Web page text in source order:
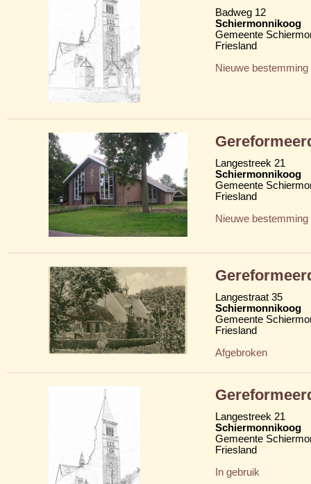
Badweg 12
Schiermonnikoog
Gemeente
Friesland
Nieuwe bestemming
Langestreek 21
Schiermonnikoog
Gemeente
Friesland
Nieuwe bestemming
Langestraat 35
Schiermonnikoog
Gemeente
Friesland
Afgebroken
Langestreek 21
Schiermonnikoog
Gemeente
Friesland
In gebruik